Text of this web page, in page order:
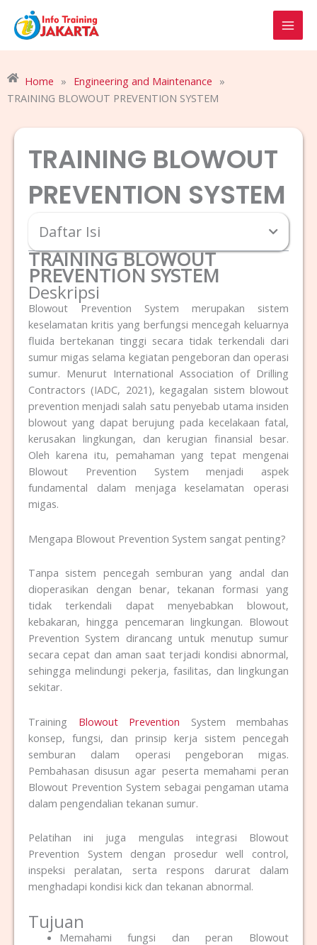
content
Home » Engineering and Maintenance »
TRAINING BLOWOUT PREVENTION SYSTEM
TRAINING BLOWOUT
PREVENTION SYSTEM
Daftar Isi
TRAINING BLOWOUT
PREVENTION SYSTEM
Deskripsi
Blowout Prevention System merupakan sistem
keselamatan kritis yang berfungsi mencegah keluarnya
fluida bertekanan tinggi secara tidak terkendali dari
sumur migas selama kegiatan pengeboran dan operasi
sumur. Menurut International Association of Drilling
Contractors (IADC, 2021), kegagalan sistem blowout
prevention menjadi salah satu penyebab utama insiden
blowout yang dapat berujung pada kecelakaan fatal,
kerusakan lingkungan, dan kerugian finansial besar.
Oleh karena itu, pemahaman yang tepat mengenai
Blowout Prevention System menjadi aspek
fundamental dalam menjaga keselamatan operasi
migas.
Mengapa Blowout Prevention System sangat penting?
Tanpa sistem pencegah semburan yang andal dan
dioperasikan dengan benar, tekanan formasi yang
tidak terkendali dapat menyebabkan blowout,
kebakaran, hingga pencemaran lingkungan. Blowout
Prevention System dirancang untuk menutup sumur
secara cepat dan aman saat terjadi kondisi abnormal,
sehingga melindungi pekerja, fasilitas, dan lingkungan
sekitar.
Training Blowout Prevention System membahas
konsep, fungsi, dan prinsip kerja sistem pencegah
semburan dalam operasi pengeboran migas.
Pembahasan disusun agar peserta memahami peran
Blowout Prevention System sebagai pengaman utama
dalam pengendalian tekanan sumur.
Pelatihan ini juga mengulas integrasi Blowout
Prevention System dengan prosedur well control,
inspeksi peralatan, serta respons darurat dalam
menghadapi kondisi kick dan tekanan abnormal.
Tujuan
Memahami fungsi dan peran Blowout